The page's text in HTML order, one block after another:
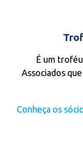
É um
Associados
Conheça os